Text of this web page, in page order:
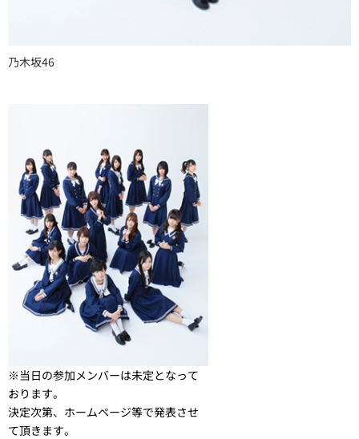
乃木坂46
※当日の参加メンバーは未定となって
おります。
決定次第、ホームページ等で発表させ
て頂きます。